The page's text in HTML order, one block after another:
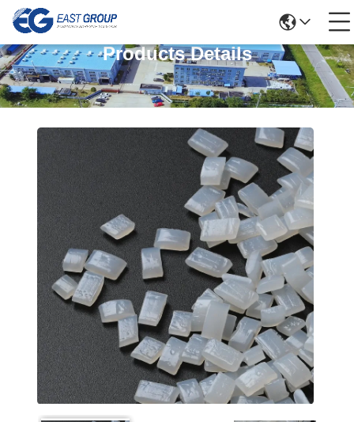
Products Details